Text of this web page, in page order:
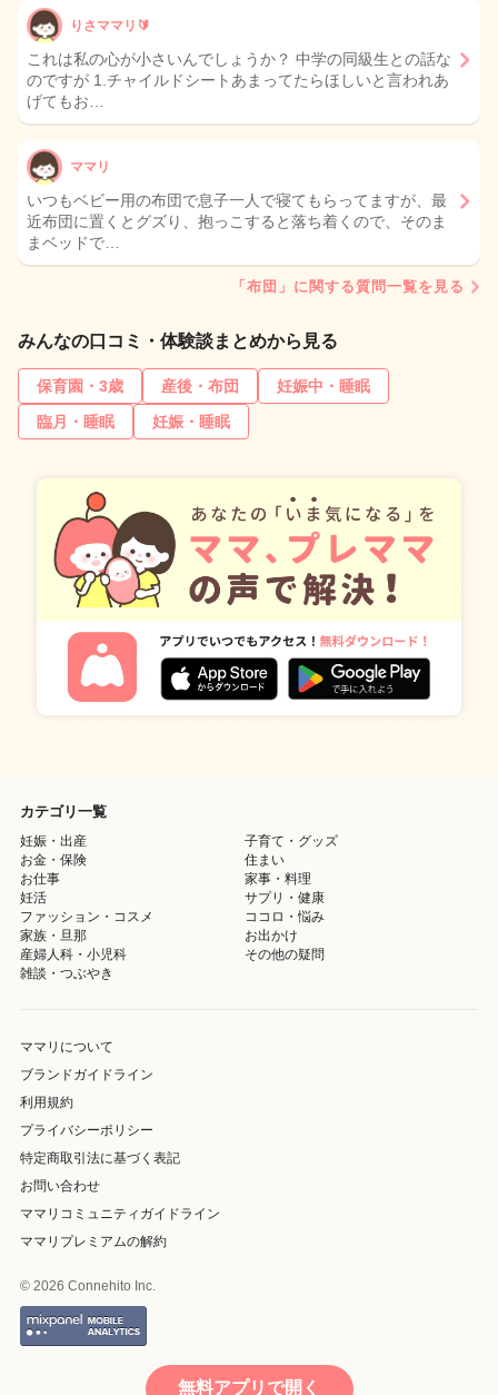
りさママリ🔰
これは私の心が小さいんでしょうか？ 中学の同級生との話な
のですが 1.チャイルドシートあまってたらほしいと言われあ
げてもお…
ママリ
いつもベビー用の布団で息子一人で寝てもらってますが、最
近布団に置くとグズり、抱っこすると落ち着くので、そのま
まベッドで…
「布団」に関する質問一覧を見る
みんなの口コミ・体験談まとめから見る
保育園・3歳 産後・布団
妊娠中・睡眠
臨月・睡眠
妊娠・睡眠
カテゴリ一覧
妊娠・出産
子育て・グッズ
お金・保険
住まい
お仕事
家事・料理
妊活
サプリ・健康
ファッション・コスメ
ココロ・悩み
家族・旦那
お出かけ
産婦人科・小児科
その他の疑問
雑談・つぶやき
ママリについて
ブランドガイドライン
利用規約
プライバシーポリシー
特定商取引法に基づく表記
お問い合わせ
ママリコミュニティガイドライン
ママリプレミアムの解約
© 2026 Connehito Inc.
無料アプリで開く